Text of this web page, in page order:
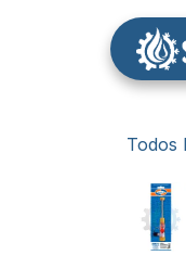
Todos